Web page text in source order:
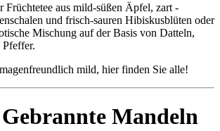
Früchtetee aus mild-süßen Äpfel, zart -
und frisch-sauren Hibiskusblüten oder
Mischung auf der Basis von Datteln,
mild, hier finden Sie alle!
Gebrannte Mandeln